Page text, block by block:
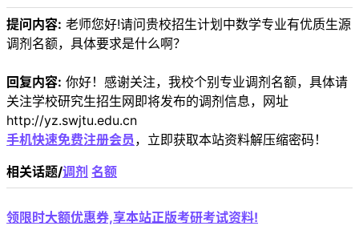
提问内容: 老师您好!请问贵校招生计划中数学专业有优质生源
调剂名额，具体要求是什么啊？
回复内容: 你好！感谢关注，我校个别专业调剂名额，具体请
关注学校研究生招生网即将发布的调剂信息，网址
http://yz.swjtu.edu.cn
手机快速免费注册会员 ，立即获取本站资料解压缩密码！
相关话题/调剂 名额
领限时大额优惠券,享本站正版考研考试资料!